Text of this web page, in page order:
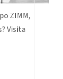
ZIMM,
Visita